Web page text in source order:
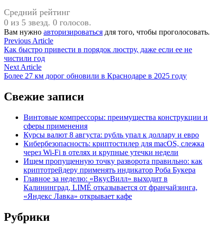
Средний рейтинг
0 из 5 звезд. 0 голосов.
Вам нужно авторизироваться для того, чтобы проголосовать.
Навигация
по
записям
Previous ArticlePrevious
article:
Как быстро привести в порядок люстру, даже если ее не
чистили год
Next ArticleNext
article:
Более 27 км дорог обновили в Краснодаре в 2025 году
Свежие записи
Винтовые компрессоры: преимущества конструкции и
сферы применения
Курсы валют 8 августа: рубль упал к доллару и евро
Кибербезопасность: криптостилер для macOS, слежка
через Wi-Fi в отелях и крупные утечки недели
Ищем пропущенную точку разворота правильно: как
криптотрейдеру применять индикатор Роба Букера
Главное за неделю: «ВкусВилл» выходит в
Калининград, LIMÉ отказывается от франчайзинга,
«Яндекс Лавка» открывает кафе
Рубрики